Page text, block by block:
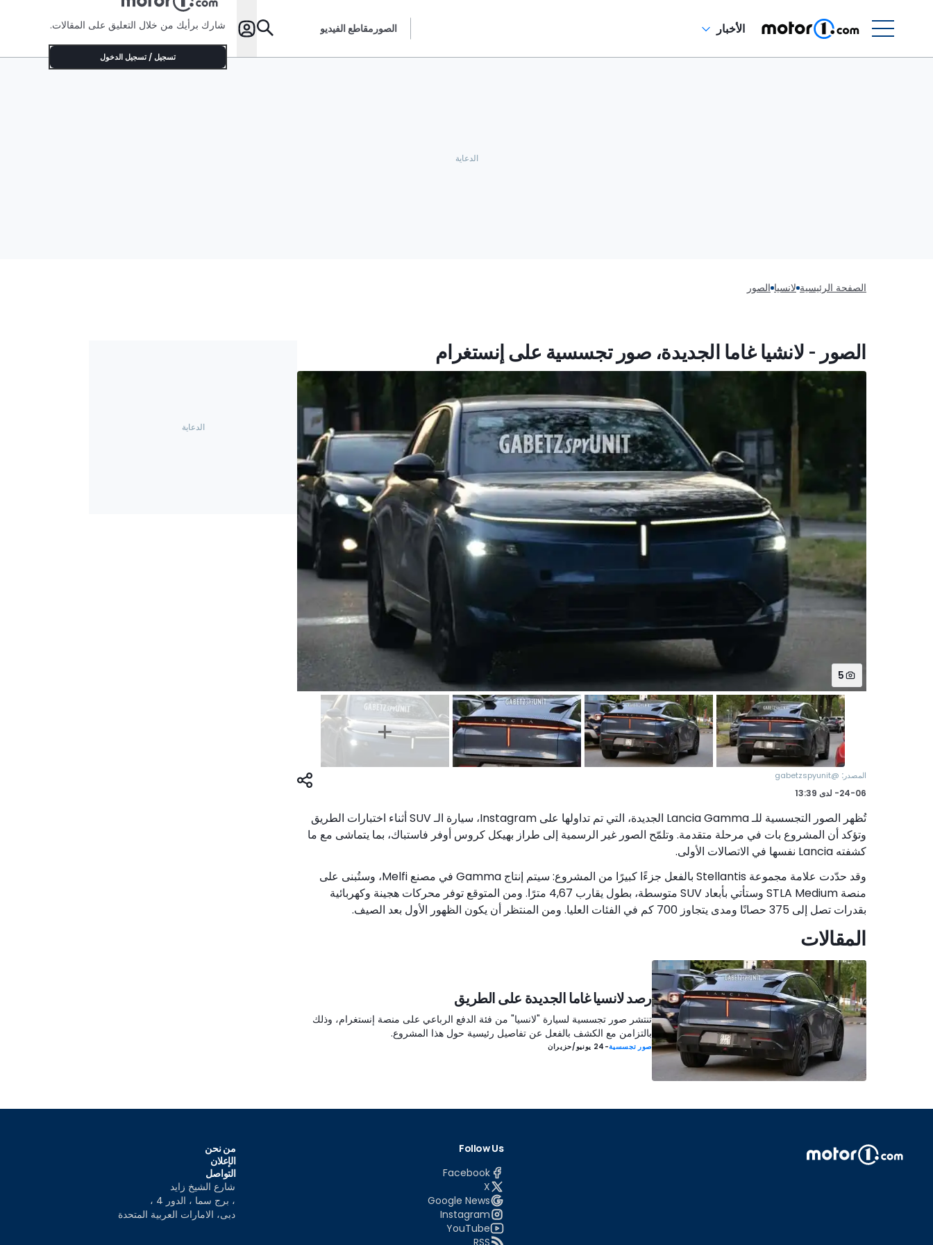
الأخبار الصور مقاطع الفيديو شارك برأيك من خلال التعليق على المقالات.
تسجيل / تسجيل الدخول
الصفحة الرئيسية لانسيا الصور
الصور - لانشيا غاما الجديدة، صور تجسسية على إنستغرام
5
المصدر:
@gabetzspyunit
24-06- لدى
تُظهر الصور التجسسية للـ Lancia Gamma الجديدة، التي تم تداولها على Instagram، سيارة الـ SUV أثناء اختبارات الطريق
وتؤكد أن المشروع بات في مرحلة متقدمة. وتلمّح الصور غير الرسمية إلى طراز بهيكل كروس أوفر فاستباك، بما يتماشى مع ما
كشفته Lancia نفسها في الاتصالات الأولى.
وقد حدّدت علامة مجموعة Stellantis بالفعل جزءًا كبيرًا من المشروع: سيتم إنتاج Gamma في مصنع Melfi، وستُبنى على
منصة STLA Medium وستأتي بأبعاد SUV متوسطة، بطول يقارب 4,67 مترًا. ومن المتوقع توفر محركات هجينة وكهربائية
بقدرات تصل إلى 375 حصانًا ومدى يتجاوز 700 كم في الفئات العليا. ومن المنتظر أن يكون الظهور الأول بعد الصيف.
المقالات
رصد لانسيا غاما الجديدة على الطريق
تنتشر صور تجسسية لسيارة "لانسيا" من فئة الدفع الرباعي على منصة إنستغرام، وذلك
بالتزامن مع الكشف بالفعل عن تفاصيل رئيسية حول هذا المشروع.
صور تجسسية- 24 يونيو/حزيران
Follow Us
Facebook
X
Google News
Instagram
YouTube
من نحن
الإعلان
التواصل
شارع الشيخ زايد
، برج سما ، الدور 4 ،
دبى، الامارات العربية المتحدة